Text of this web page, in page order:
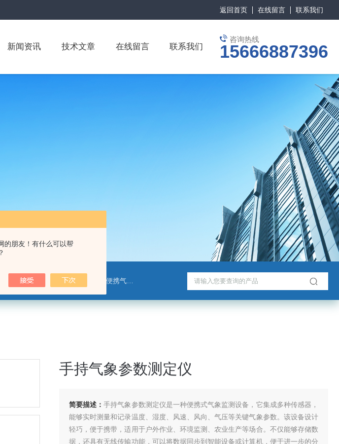
的朋友！有什么可以帮
返回首页 在线留言 联系我们
咨询热线
15666887396
新闻资讯 技术文章 在线留言 联系我们
，智慧路灯传感器，智慧农业传感器，非洲猪瘟检测仪，动物疫病检测仪
手持气象参数测定仪
简要描述：手持气象参数测定仪是一种便携式气象监测设备，它集成多种传感器，
能够实时测量和记录温度、湿度、风速、风向、气压等关键气象参数。该设备设计
轻巧，便于携带，适用于户外作业、环境监测、农业生产等场合。不仅能够存储数
据，还具有无线传输功能，可以将数据同步到智能设备或计算机，便于进一步的分